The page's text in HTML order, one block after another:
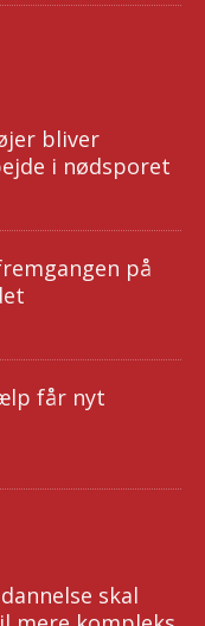
bliver
i nødsporet
på
får nyt
skal